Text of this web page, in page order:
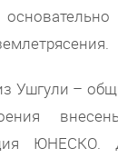
Ушгули –
ЮНЕСКО.